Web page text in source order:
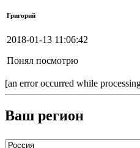
Григорий
2018-01-13 11:06:42
Понял посмотрю
[an error occurred while
Ваш регион